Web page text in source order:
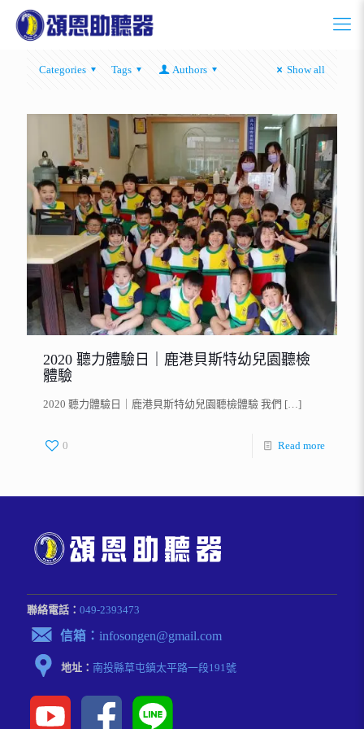
Categories Tags Authors Show all
2020 聽力體驗日｜鹿港貝斯特幼兒園聽檢
體驗
2020 聽力體驗日｜鹿港貝斯特幼兒園聽檢體驗 我們 […]
0 Read more
聯絡電話： 049-2393473
信箱： infosongen@gmail.com
地址： 南投縣草屯鎮太平路⼀段191號